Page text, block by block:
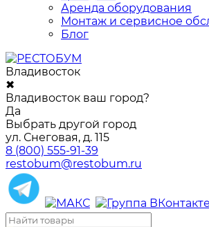
Аренда оборудования
Монтаж и сервисное
Блог
Владивосток
✖
Владивосток ваш город?
Да
Выбрать другой город
ул. Снеговая, д. 115
8 (800) 555-91-39
restobum@restobum.ru